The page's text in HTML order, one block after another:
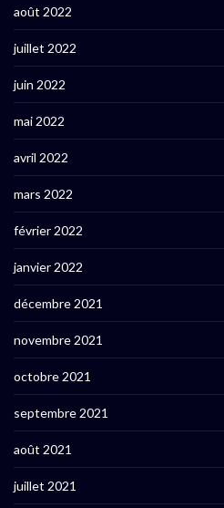
août 2022
juillet 2022
juin 2022
mai 2022
avril 2022
mars 2022
février 2022
janvier 2022
décembre 2021
novembre 2021
octobre 2021
septembre 2021
août 2021
juillet 2021